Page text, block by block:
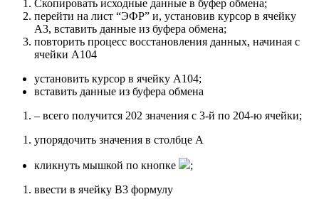
Скопировать исходные данные в буфер обмена;
перейти на лист “ЭФР” и, установив курсор в ячейку
A3, вставить данные из буфера обмена;
повторить процесс восстановления данных, начиная с
ячейки A104
установить курсор в ячейку A104;
вставить данные из буфера обмена
– всего получится 202 значения с 3-й по 204-ю ячейки;
упорядочить значения в столбце A
кликнуть мышкой по кнопке
;
ввести в ячейку B3 формулу